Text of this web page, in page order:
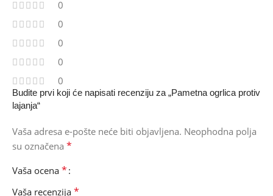
0
0
0
0
0
Budite prvi koji će napisati recenziju za „Pametna ogrlica protiv
lajanja“
Vaša adresa e-pošte neće biti objavljena. Neophodna polja
su označena *
Vaša ocena *
Vaša recenzija *